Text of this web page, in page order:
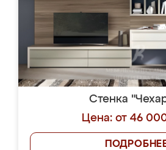
Стенка
Цена: от 46